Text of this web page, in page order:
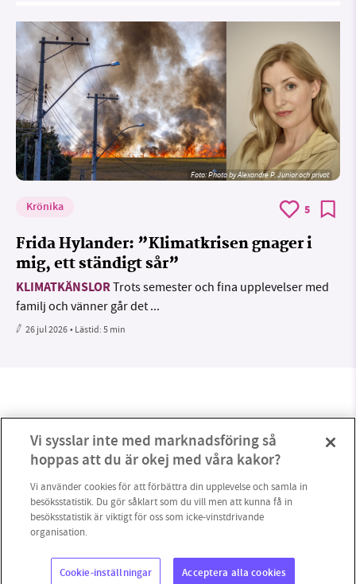
Foto:Photo by Alexandre P. Junior och privat
Krönika 5
Frida Hylander: ”Klimatkrisen gnager i
mig, ett ständigt sår”
KLIMATKÄNSLORTrots semester och fina upplevelser med
familj och vänner går det ...
26 jul 2026• Lästid:5 min
Copyright 2023 © Supermiljöbloggen
Vi sysslar inte med marknadsföring så
hoppas att du är okej med våra kakor?
Vi använder cookies för att förbättra din upplevelse och samla in
besöksstatistik. Du gör såklart som du vill men att kunna få in
besöksstatistik är viktigt för oss som icke-vinstdrivande
organisation.
Cookie-inställningar Acceptera alla cookies